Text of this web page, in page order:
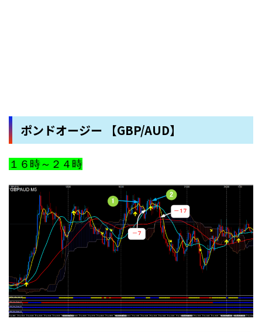
ポンドオージー 【GBP/AUD】
１６時～２４時